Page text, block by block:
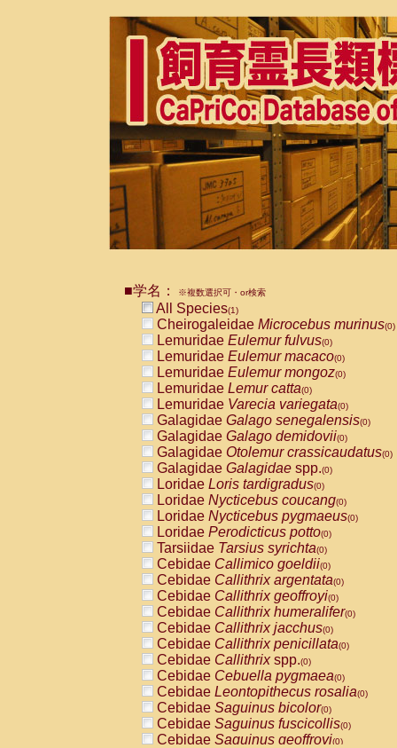
■学名： ※複数選択可・or検索
All Species(1)
Cheirogaleidae Microcebus murinus(0)
Lemuridae Eulemur fulvus(0)
Lemuridae Eulemur macaco(0)
Lemuridae Eulemur mongoz(0)
Lemuridae Lemur catta(0)
Lemuridae Varecia variegata(0)
Galagidae Galago senegalensis(0)
Galagidae Galago demidovii(0)
Galagidae Otolemur crassicaudatus(0)
Galagidae Galagidae spp.(0)
Loridae Loris tardigradus(0)
Loridae Nycticebus coucang(0)
Loridae Nycticebus pygmaeus(0)
Loridae Perodicticus potto(0)
Tarsiidae Tarsius syrichta(0)
Cebidae Callimico goeldii(0)
Cebidae Callithrix argentata(0)
Cebidae Callithrix geoffroyi(0)
Cebidae Callithrix humeralifer(0)
Cebidae Callithrix jacchus(0)
Cebidae Callithrix penicillata(0)
Cebidae Callithrixspp.(0)
Cebidae Cebuella pygmaea(0)
Cebidae Leontopithecus rosalia(0)
Cebidae Saguinus bicolor(0)
Cebidae Saguinus fuscicollis(0)
Cebidae Saguinus geoffroyi(0)